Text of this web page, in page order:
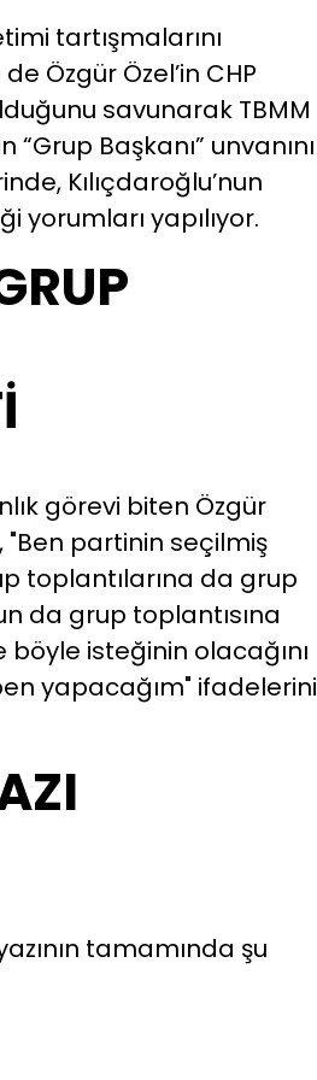
tartışmalarını
Özgür Özel’in CHP
savunarak TBMM
“Grup Başkanı” unvanını
Kılıçdaroğlu’nun
yorumları yapılıyor.
görevi biten Özgür
"Ben partinin seçilmiş
toplantılarına da grup
da grup toplantısına
böyle isteğinin olacağını
yapacağım" ifadelerini
tamamında şu